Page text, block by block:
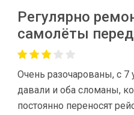
Регулярно
самолёты
Очень разочарованы, с 7
давали и оба сломаны,
постоянно переносят